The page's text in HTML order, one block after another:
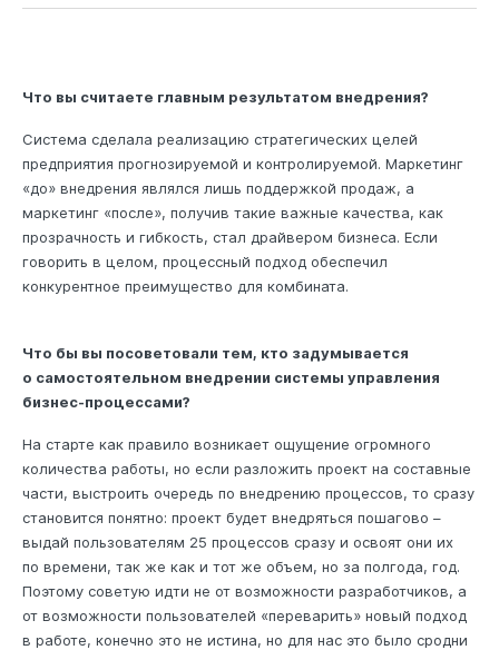
Что вы считаете главным результатом внедрения?
Система сделала реализацию стратегических целей
предприятия прогнозируемой и контролируемой. Маркетинг
«до» внедрения являлся лишь поддержкой продаж, а
маркетинг «после», получив такие важные качества, как
прозрачность и гибкость, стал драйвером бизнеса. Если
говорить в целом, процессный подход обеспечил
конкурентное преимущество для комбината.
Что бы вы посоветовали тем, кто задумывается
о самостоятельном внедрении системы управления
бизнес-процессами?
На старте как правило возникает ощущение огромного
количества работы, но если разложить проект на составные
части, выстроить очередь по внедрению процессов, то сразу
становится понятно: проект будет внедряться пошагово –
выдай пользователям 25 процессов сразу и освоят они их
по времени, так же как и тот же объем, но за полгода, год.
Поэтому советую идти не от возможности разработчиков, а
от возможности пользователей «переварить» новый подход
в работе, конечно это не истина, но для нас это было сродни